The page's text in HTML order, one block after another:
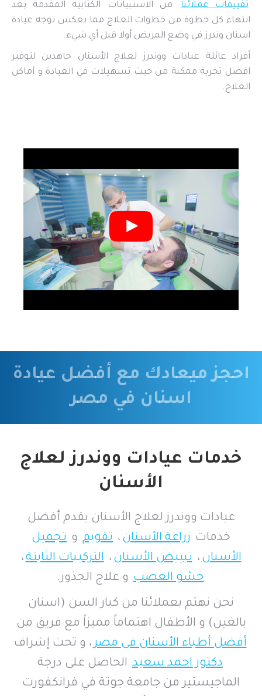
تقييمات عملائنا
من الاستبيانات الكتابية المقدمة بعد
انتهاء كل خطوة من خطوات العلاج مما يعكس توجه عيادة
اسنان وندرز في وضع المريض أولا قبل أي شيء.
أفراد عائلة عيادات ووندرز لعلاج الأسنان جاهدين لتوفير
افضل تجربة ممكنة من حيث تسهيلات في العيادة و أماكن
العلاج.
احجز ميعادك مع أفضل عيادة
اسنان في مصر
خدمات عيادات ووندرز لعلاج
الأسنان
عيادات ووندرز لعلاج الأسنان يقدم أفضل
خدمات زراعة الأسنان ، تقويم و تجميل
الأسنان، تبييض الأسنان، التركيبات الثابتة،
حشو العصب و علاج الجذور.
نحن نهتم بعملائنا من كبار السن (اسنان
بالغين) و الأطفال اهتماماً مميزاً مع فريق من
أفضل أطباء الأسنان فى مصر، و تحت إشراف
دكتور احمد سعيد الحاصل على درجة
الماجيستير من جامعة جوتة في فرانكفورت